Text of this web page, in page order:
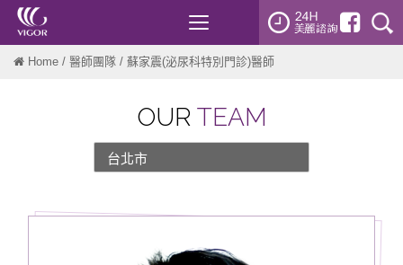
Toggle
navigation
Home / 醫師團隊 / 蘇家震(泌尿科特別門診)醫師
台北市
OUR TEAM